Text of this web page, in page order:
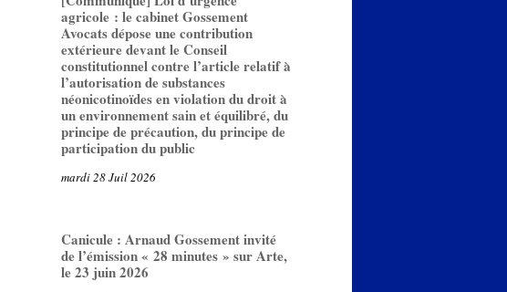
agricole : le cabinet Gossement
Avocats dépose une contribution
extérieure devant le Conseil
constitutionnel contre l’article relatif à
l’autorisation de substances
néonicotinoïdes en violation du droit à
un environnement sain et équilibré, du
principe de précaution, du principe de
participation du public
mardi 28 Juil 2026
Canicule : Arnaud Gossement invité
de l’émission « 28 minutes » sur Arte,
le 23 juin 2026